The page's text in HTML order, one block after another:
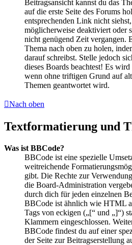
Beitragsansicht kannst du das
auf die erste Seite des Forums
entsprechenden Link nicht
möglicherweise deaktiviert oder
nicht genügend Zeit vergangen.
Thema nach oben zu holen,
darauf schreibst. Stelle jedoch
dieses Boards beachtest! Es
wenn ohne triftigen Grund auf
Themen geantwortet wird.
Nach oben
Textformatierung und
Was ist BBCode?
BBCode ist eine spezielle
weitreichende
gibt. Die Rechte zur
die Board-Administration
durch dich für jeden einzelnen
BBCode ist ähnlich wie HTML
Tags von eckigen („[“ und „]“)
Klammern eingeschlossen.
BBCode findest du auf einer
der Seite zur Beitragserstellung